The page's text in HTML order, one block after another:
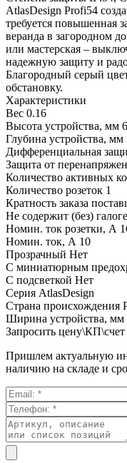
AtlasDesign Profi54
требуется повышенная
веранда в загородном
или мастерская –
надежную защиту и
Благородный серый
обстановку.
Характеристики
Вес 0.16
Высота устройства, мм
Глубина устройства, мм
Дифференциальная
Защита от
Количество активных
Количество розеток 1
Кратность заказа
Не содержит (без)
Номин. ток розетки, А
Номин. ток, А 10
Прозрачный Нет
С миниатюрным
С подсветкой Нет
Серия AtlasDesign
Страна происхождения
Ширина устройства, мм
Запросить цену\КП\счет
Пришлем актуальную
наличию на складе и